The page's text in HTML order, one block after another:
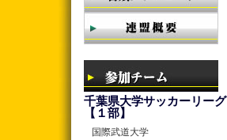
千葉県大学サッカーリーグ
【１部】
国際武道大学